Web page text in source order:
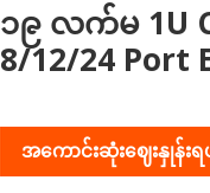
၁၉ လက်မ 1U
8/12/24 Port
အကောင်းဆုံးဈေးနှုန်းရ